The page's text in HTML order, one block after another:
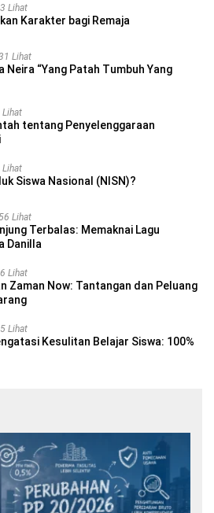
Lihat
Karakter bagi Remaja
Lihat
Neira “Yang Patah Tumbuh Yang
Lihat
tentang Penyelenggaraan
Lihat
Siswa Nasional (NISN)?
Lihat
Terbalas: Memaknai Lagu
Danilla
Lihat
Zaman Now: Tantangan dan Peluang
Lihat
Kesulitan Belajar Siswa: 100%